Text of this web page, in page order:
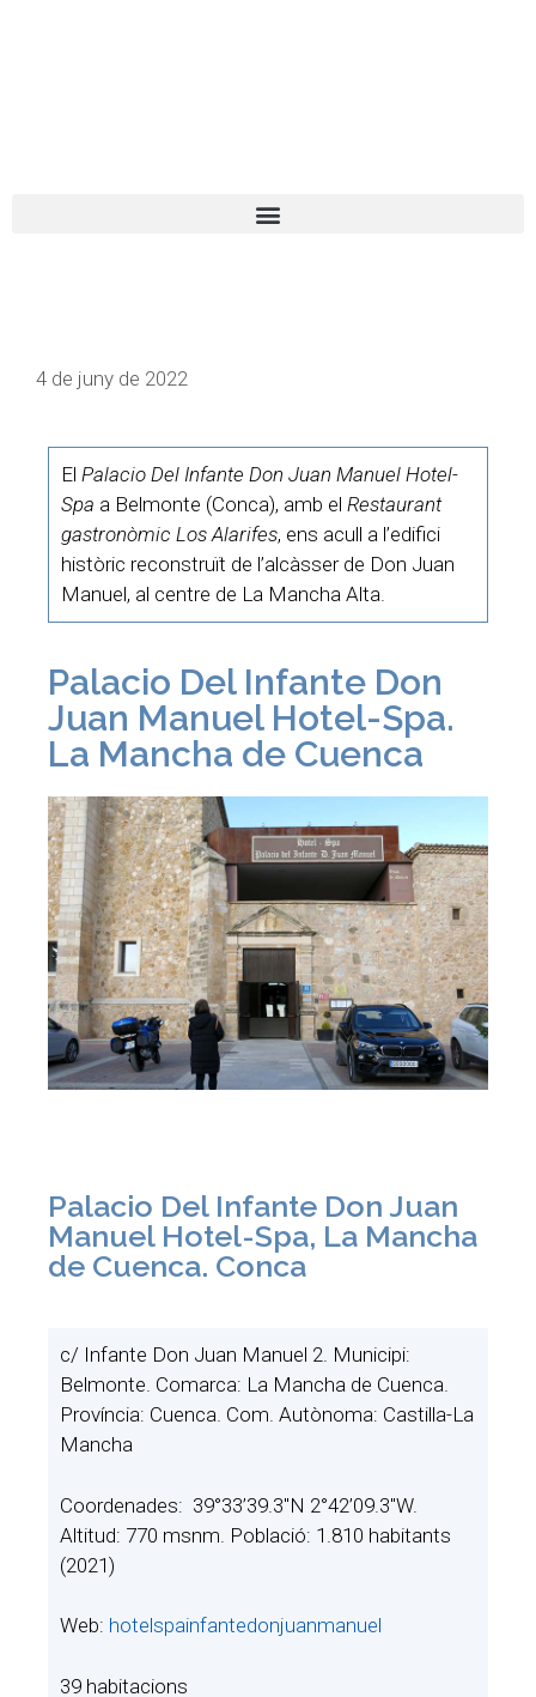
4 de juny de 2022
El Palacio Del Infante Don Juan Manuel Hotel-
Spa a Belmonte (Conca), amb el Restaurant
gastronòmic Los Alarifes, ens acull a l’edifici
històric reconstruït de l’alcàsser de Don Juan
Manuel, al centre de La Mancha Alta.
Palacio Del Infante Don
Juan Manuel Hotel-Spa.
La Mancha de Cuenca
Palacio Del Infante Don Juan
Manuel Hotel-Spa, La Mancha
de Cuenca. Conca
c/ Infante Don Juan Manuel 2. Municipi:
Belmonte. Comarca: La Mancha de Cuenca.
Província: Cuenca. Com. Autònoma: Castilla-La
Mancha
Coordenades: 39°33’39.3″N 2°42’09.3″W.
Altitud: 770 msnm. Població: 1.810 habitants
(2021)
Web: hotelspainfantedonjuanmanuel
39 habitacions